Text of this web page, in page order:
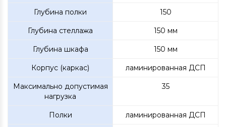
Глубина полки 150
Глубина стеллажа 150 мм
Глубина шкафа 150 мм
Корпус (каркас) ламинированная ДСП
Максимально допустимая
нагрузка
35
Полки ламинированная ДСП